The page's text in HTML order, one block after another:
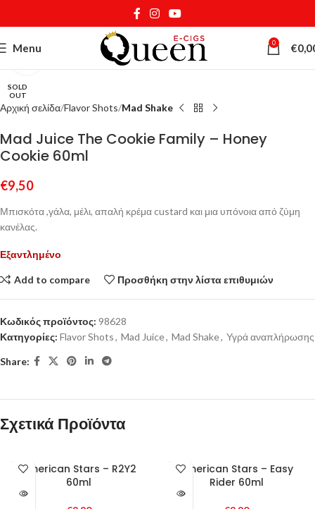
Menu 0 €
SOLD
OUT
Κάντε κλικ για μεγέθυνση
Αρχική σελίδα Flavor Shots Mad Shake
Mad Juice The Cookie Family – Honey
Cookie 60ml
€9,50
Μπισκότα ,γάλα, μέλι, απαλή κρέμα custard και μια υπόνοια από ζύμη
κανέλας.
Εξαντλημένο
Add to compare Προσθήκη στην λίστα επιθυμιών
Κωδικός προϊόντος: 98628
Κατηγορίες: Flavor Shots, Mad Juice, Mad Shake, Υγρά αναπλήρωσης
Share:
Σχετικά Προϊόντα
SOLD
OUTAmerican Stars – R2Y2
60ml
SOLD
OUTAmerican Stars – Easy
Rider 60ml